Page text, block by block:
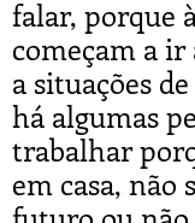
falar, porque
começam a ir
a situações
há algumas
trabalhar
em casa, não